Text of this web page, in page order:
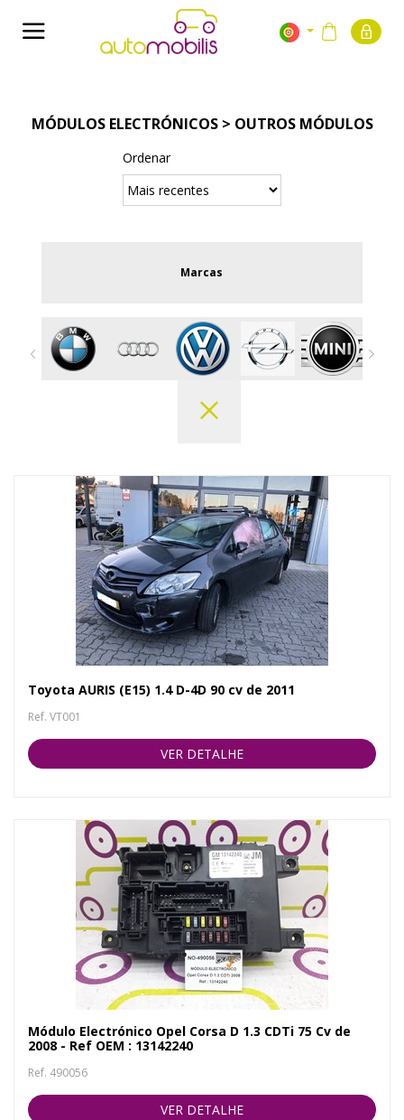
MÓDULOS ELECTRÓNICOS > OUTROS MÓDULOS
Ordenar
Marcas
Toyota AURIS (E15) 1.4 D-4D 90 cv de 2011
Ref. VT001
VER DETALHE
Módulo Electrónico Opel Corsa D 1.3 CDTi 75 Cv de
2008 - Ref OEM : 13142240
Ref. 490056
VER DETALHE